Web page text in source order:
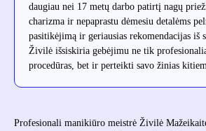
daugiau nei 17 metų darbo patirtį nagų
charizma ir nepaprastu dėmesiu detalėms
pasitikėjimą ir geriausias rekomendacijas iš
Živilė išsiskiria gebėjimu ne tik
procedūras, bet ir perteikti savo žinias
Profesionali manikiūro meistrė Živilė